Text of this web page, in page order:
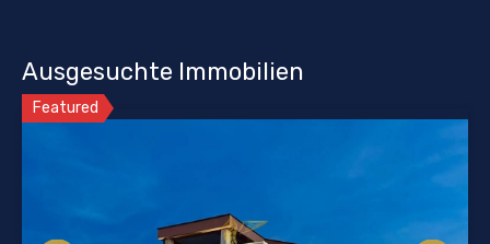
Ausgesuchte Immobilien
Featured